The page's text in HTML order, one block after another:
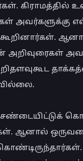
கிராமத்தில்
அவர்களுக்கு
கூறினார்கள்.
அறிவுரைகள்
சண்டையிட்டுக்
ஆனால்
கொண்டிருந்தார்கள்.